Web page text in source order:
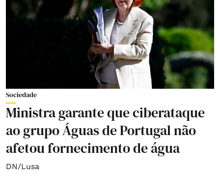
Sociedade
Ministra garante que ciberataque
ao grupo Águas de Portugal não
afetou fornecimento de água
DN/Lusa